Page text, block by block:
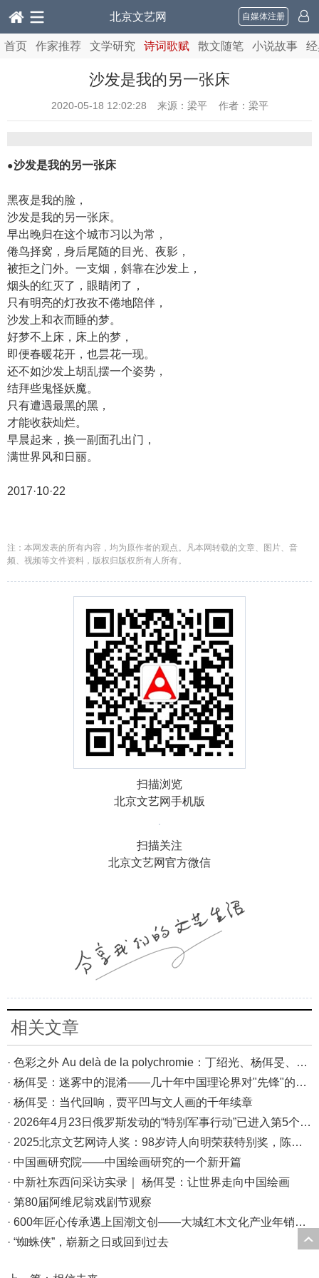
北京文艺网 自媒体注册
首页 作家推荐 文学研究 诗词歌赋 散文随笔 小说故事
沙发是我的另一张床
2020-05-18 12:02:28 来源：梁平 作者：梁平
●沙发是我的另一张床
黑夜是我的脸，
沙发是我的另一张床。
早出晚归在这个城市习以为常，
倦鸟择窝，身后尾随的目光、夜影，
被拒之门外。一支烟，斜靠在沙发上，
烟头的红灭了，眼睛闭了，
只有明亮的灯孜孜不倦地陪伴，
沙发上和衣而睡的梦。
好梦不上床，床上的梦，
即便春暖花开，也昙花一现。
还不如沙发上胡乱摆一个姿势，
结拜些鬼怪妖魔。
只有遭遇最黑的黑，
才能收获灿烂。
早晨起来，换一副面孔出门，
满世界风和日丽。
2017·10·22
注：本网发表的所有内容，均为原作者的观点。凡本网转载的文章、图片、音
频、视频等文件资料，版权归版权所有人所有。
扫描浏览
北京文艺网手机版
扫描关注
北京文艺网官方微信
相关文章
· 色彩之外 Au delà de la polychromie：丁绍光、杨佴旻、Alain Cardenas·Castro巴黎展
· 杨佴旻：迷雾中的混淆——几十年中国理论界对"先锋"的误读，对创作的误导
· 杨佴旻：当代回响，贾平凹与文人画的千年续章
· 2026年4月23日俄罗斯发动的“特别军事行动”已进入第5个年头，俄乌局势最新综述
· 2025北京文艺网诗人奖：98岁诗人向明荣获特别奖，陈东东荣获诗人奖，茱萸荣获年度诗人奖！
· 中国画研究院——中国绘画研究的一个新开篇
· 中新社东西问采访实录｜ 杨佴旻：让世界走向中国绘画
· 第80届阿维尼翁戏剧节观察
· 600年匠心传承遇上国潮文创——大城红木文化产业年销80亿的“火”与“活”
· “蜘蛛侠”，崭新之日或回到过去